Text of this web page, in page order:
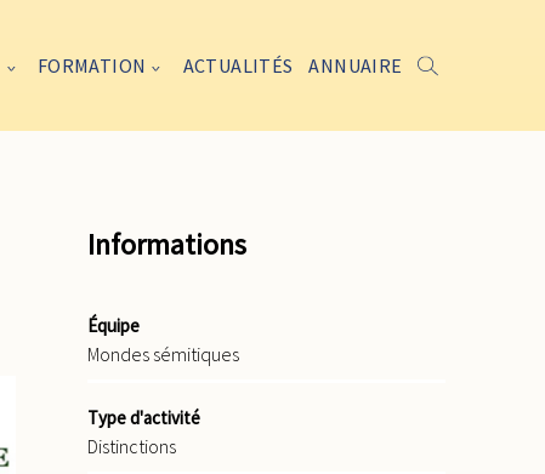
FORMATION ACTUALITÉS ANNUAIRE
Informations
Équipe
Mondes sémitiques
Type d'activité
Distinctions